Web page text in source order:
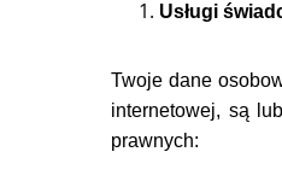
Usługi
Twoje dane
internetowej, są
prawnych: